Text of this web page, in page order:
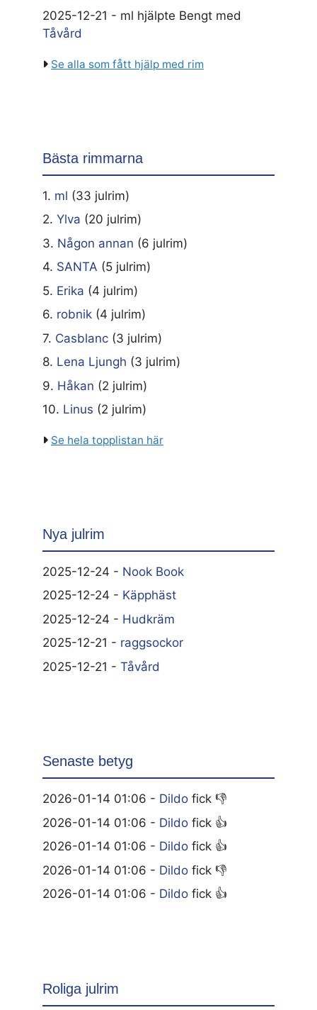
2025-12-21 - ml hjälpte Bengt med
Tåvård
Se alla som fått hjälp med rim
Bästa rimmarna
1. ml (33 julrim)
2. Ylva (20 julrim)
3. Någon annan (6 julrim)
4. SANTA (5 julrim)
5. Erika (4 julrim)
6. robnik (4 julrim)
7. Casblanc (3 julrim)
8. Lena Ljungh (3 julrim)
9. Håkan (2 julrim)
10. Linus (2 julrim)
Se hela topplistan här
Nya julrim
2025-12-24 - Nook Book
2025-12-24 - Käpphäst
2025-12-24 - Hudkräm
2025-12-21 - raggsockor
2025-12-21 - Tåvård
Senaste betyg
2026-01-14 01:06 - Dildo fick 👎
2026-01-14 01:06 - Dildo fick 👍
2026-01-14 01:06 - Dildo fick 👍
2026-01-14 01:06 - Dildo fick 👎
2026-01-14 01:06 - Dildo fick 👍
Roliga julrim